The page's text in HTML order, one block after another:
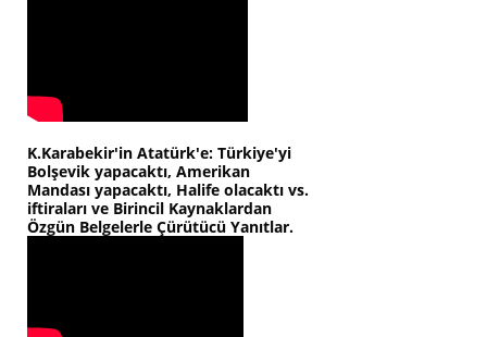
K.Karabekir'in Atatürk'e: Türkiye'yi
Bolşevik yapacaktı, Amerikan
Mandası yapacaktı, Halife olacaktı vs.
iftiraları ve Birincil Kaynaklardan
Özgün Belgelerle Çürütücü Yanıtlar.